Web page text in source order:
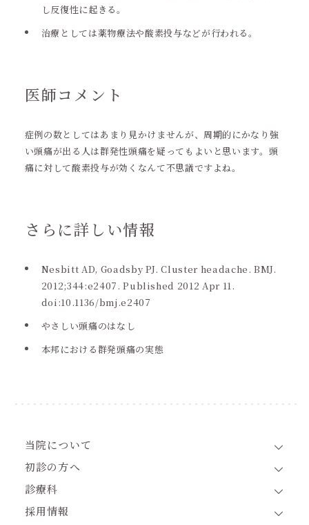
し反復性に起きる。
治療としては薬物療法や酸素投与などが行われる。
医師コメント
症例の数としてはあまり見かけませんが、周期的にかなり強
い頭痛が出る人は群発性頭痛を疑ってもよいと思います。頭
痛に対して酸素投与が効くなんて不思議ですよね。
さらに詳しい情報
Nesbitt AD, Goadsby PJ. Cluster headache. BMJ.
2012;344:e2407. Published 2012 Apr 11.
doi:10.1136/bmj.e2407
やさしい頭痛のはなし
本邦における群発頭痛の実態
当院について
初診の方へ
診療科
採用情報